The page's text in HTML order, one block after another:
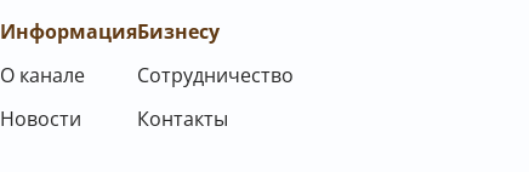
Информация
О канале
Новости
Бизнесу
Сотрудничество
Контакты